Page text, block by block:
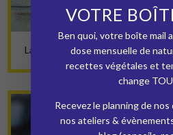
La diète de début d’année pour
VOTRE
Ben quoi, votre boîte mail
dose mensuelle de
recettes végétales et
change
Recevez le planning de
nos ateliers &